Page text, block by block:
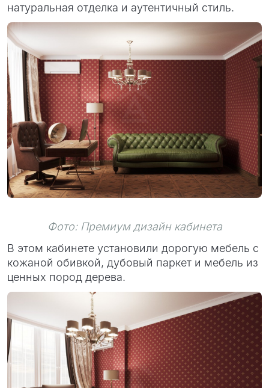
натуральная отделка и аутентичный стиль.
Фото: Премиум дизайн кабинета
В этом кабинете установили дорогую мебель с
кожаной обивкой, дубовый паркет и мебель из
ценных пород дерева.